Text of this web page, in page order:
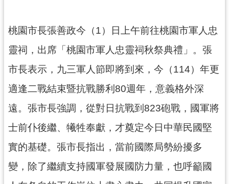
服
府
資
公
開
回
首
桃園市長張善政今（1）日上午前往桃園市軍人忠
靈祠，出席「桃園市軍人忠靈祠秋祭典禮」。張
市長表示，九三軍人節即將到來，今（114）年更
適逢二戰結束暨抗戰勝利80週年，意義格外深
遠。張市長強調，從對日抗戰到823砲戰，國軍將
士前仆後繼、犧牲奉獻，才奠定今日中華民國堅
實的基礎。張市長指出，當前國際局勢紛擾多
變，除了繼續支持國軍發展國防力量，也呼籲國